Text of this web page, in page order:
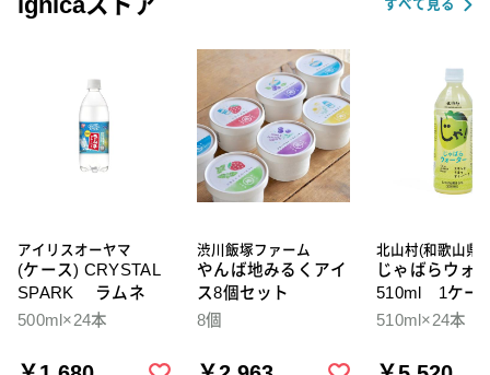
ignicaストア すべて見る
アイリスオーヤマ
(ケース) CRYSTAL
SPARK ラムネ
500ml×24本
渋川飯塚ファーム
やんば地みるくアイ
ス8個セット
8個
北山村(和歌山県)
じゃばらウォ
510ml 1ケー
本入
510ml×24本